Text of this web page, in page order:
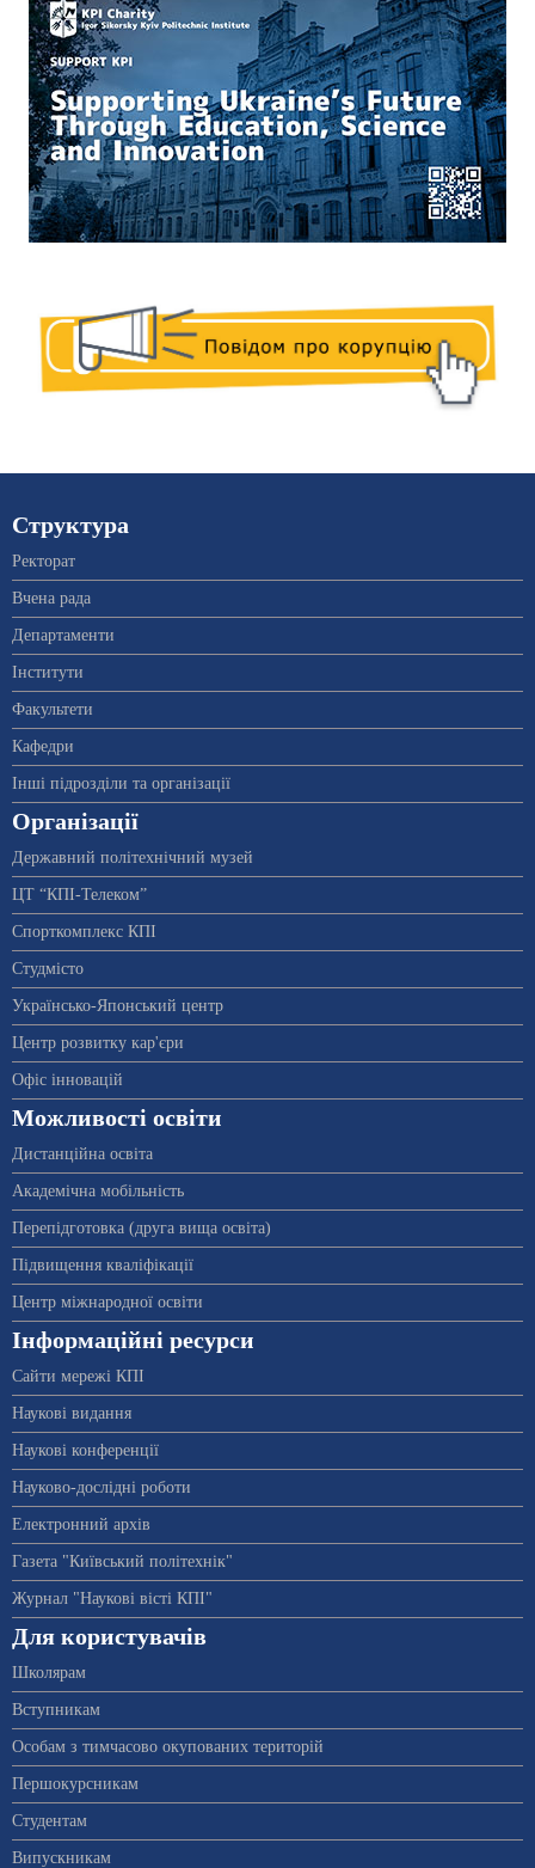
Структура
Ректорат
Вчена рада
Департаменти
Інститути
Факультети
Кафедри
Інші підрозділи та організації
Організації
Державний політехнічний музей
ЦТ “КПІ-Телеком”
Спорткомплекс КПІ
Студмісто
Українсько-Японський центр
Центр розвитку кар'єри
Офіс інновацій
Можливості освіти
Дистанційна освіта
Академічна мобільність
Перепідготовка (друга вища освіта)
Підвищення кваліфікації
Центр міжнародної освіти
Інформаційні ресурси
Сайти мережі КПІ
Наукові видання
Наукові конференції
Науково-дослідні роботи
Електронний архів
Газета "Київський політехнік"
Журнал "Наукові вісті КПІ"
Для користувачів
Школярам
Вступникам
Особам з тимчасово окупованих територій
Першокурсникам
Студентам
Випускникам